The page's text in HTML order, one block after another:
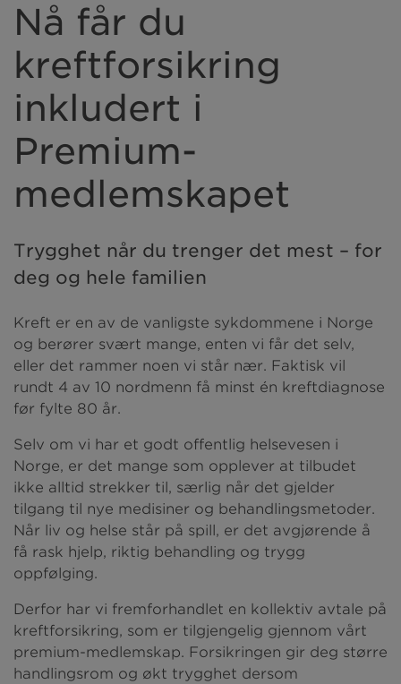
Nå får du
kreftforsikring
inkludert i
Premium-
medlemskapet
Trygghet når du trenger det mest – for
deg og hele familien
Kreft er en av de vanligste sykdommene i Norge
og berører svært mange, enten vi får det selv,
eller det rammer noen vi står nær. Faktisk vil
rundt 4 av 10 nordmenn få minst én kreftdiagnose
før fylte 80 år.
Selv om vi har et godt offentlig helsevesen i
Norge, er det mange som opplever at tilbudet
ikke alltid strekker til, særlig når det gjelder
tilgang til nye medisiner og behandlingsmetoder.
Når liv og helse står på spill, er det avgjørende å
få rask hjelp, riktig behandling og trygg
oppfølging.
Derfor har vi fremforhandlet en kollektiv avtale på
kreftforsikring, som er tilgjengelig gjennom vårt
premium-medlemskap. Forsikringen gir deg større
handlingsrom og økt trygghet dersom